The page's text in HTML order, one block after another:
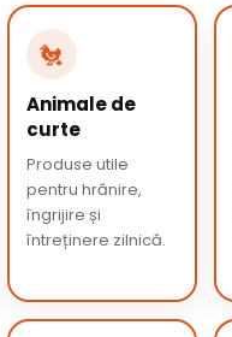
🐔
Animale de
curte
Produse utile
pentru hrănire,
îngrijire și
întreținere zilnică.